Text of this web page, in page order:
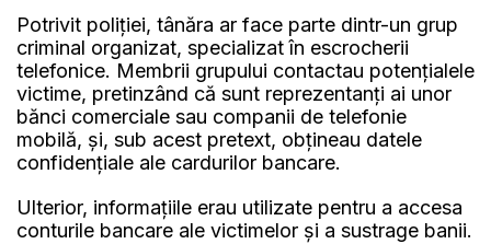
Potrivit poliției, tânăra ar face parte dintr-un grup
criminal organizat, specializat în escrocherii
telefonice. Membrii grupului contactau potențialele
victime, pretinzând că sunt reprezentanți ai unor
bănci comerciale sau companii de telefonie
mobilă, și, sub acest pretext, obțineau datele
confidențiale ale cardurilor bancare.
Ulterior, informațiile erau utilizate pentru a accesa
conturile bancare ale victimelor și a sustrage banii.